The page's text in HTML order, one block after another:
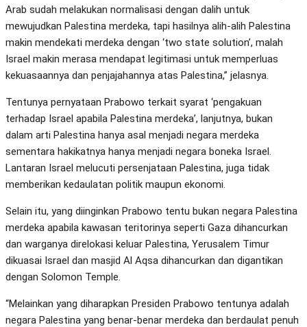
Arab sudah melakukan normalisasi dengan dalih untuk
mewujudkan Palestina merdeka, tapi hasilnya alih-alih Palestina
makin mendekati merdeka dengan ‘two state solution’, malah
Israel makin merasa mendapat legitimasi untuk memperluas
kekuasaannya dan penjajahannya atas Palestina,” jelasnya.
Tentunya pernyataan Prabowo terkait syarat ‘pengakuan
terhadap Israel apabila Palestina merdeka’, lanjutnya, bukan
dalam arti Palestina hanya asal menjadi negara merdeka
sementara hakikatnya hanya menjadi negara boneka Israel.
Lantaran Israel melucuti persenjataan Palestina, juga tidak
memberikan kedaulatan politik maupun ekonomi.
Selain itu, yang diinginkan Prabowo tentu bukan negara Palestina
merdeka apabila kawasan teritorinya seperti Gaza dihancurkan
dan warganya direlokasi keluar Palestina, Yerusalem Timur
dikuasai Israel dan masjid Al Aqsa dihancurkan dan digantikan
dengan Solomon Temple.
“Melainkan yang diharapkan Presiden Prabowo tentunya adalah
negara Palestina yang benar-benar merdeka dan berdaulat penuh